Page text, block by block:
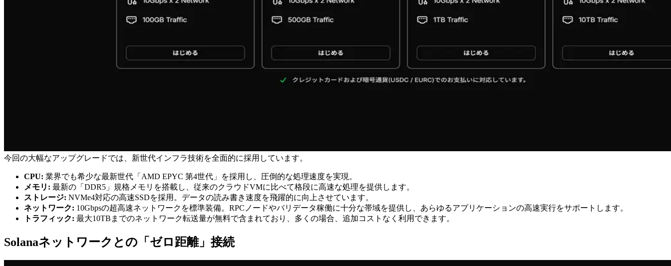
今回の大幅なアップグレードでは、新世代インフラ技術を全面的に採用しています。
CPU: 業界でも希少な最新世代「AMD EPYC 第4世代」を採用し、圧倒的な処理速度を実現。
メモリ: 最新の「DDR5」規格メモリを搭載し、従来のクラウドVMに比べて格段に高速な処理を提供します。
ストレージ: NVMe4対応の高速SSDを採用。データの読み書き速度を飛躍的に向上させています。
ネットワーク: 10Gbpsの超高速ネットワークを標準装備。RPCノードやバリデータ稼働に十分な帯域を提供し、あらゆるアプリケーションの高速実行をサポートします。
トラフィック: 最大10TBまでのネットワーク転送量が無料で含まれており、多くの場合、追加コストなく利用できます。
Solanaネットワークとの「ゼロ距離」接続